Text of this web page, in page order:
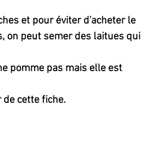
et pour éviter d'acheter le
on peut semer des laitues qui
pomme pas mais elle est
cette fiche.